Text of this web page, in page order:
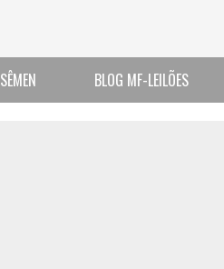
SÊMEN BLOG MF-LEILÕES